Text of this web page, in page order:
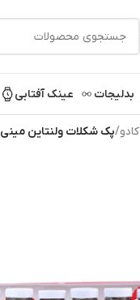
بدلیجات عینک آفتابی
/پک شکلات ولنتاین مینی 7 عددی